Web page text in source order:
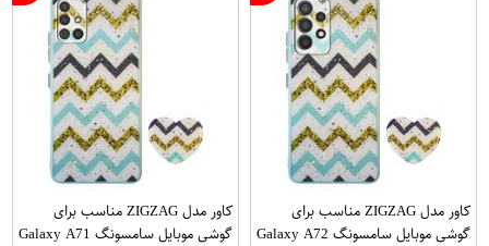
کاور مدل ZIGZAG مناسب برای
گوشی موبایل سامسونگ Galaxy A72
کاور مدل ZIGZAG مناسب برای
گوشی موبایل سامسونگ Galaxy A71